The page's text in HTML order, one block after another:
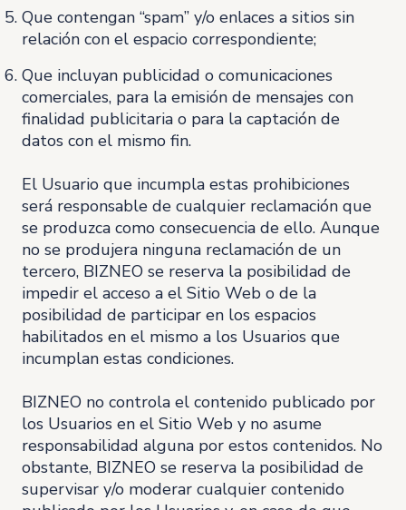
Que contengan “spam” y/o enlaces a sitios sin
relación con el espacio correspondiente;
Que incluyan publicidad o comunicaciones
comerciales, para la emisión de mensajes con
finalidad publicitaria o para la captación de
datos con el mismo fin.
El Usuario que incumpla estas prohibiciones
será responsable de cualquier reclamación que
se produzca como consecuencia de ello. Aunque
no se produjera ninguna reclamación de un
tercero, BIZNEO se reserva la posibilidad de
impedir el acceso a el Sitio Web o de la
posibilidad de participar en los espacios
habilitados en el mismo a los Usuarios que
incumplan estas condiciones.
BIZNEO no controla el contenido publicado por
los Usuarios en el Sitio Web y no asume
responsabilidad alguna por estos contenidos. No
obstante, BIZNEO se reserva la posibilidad de
supervisar y/o moderar cualquier contenido